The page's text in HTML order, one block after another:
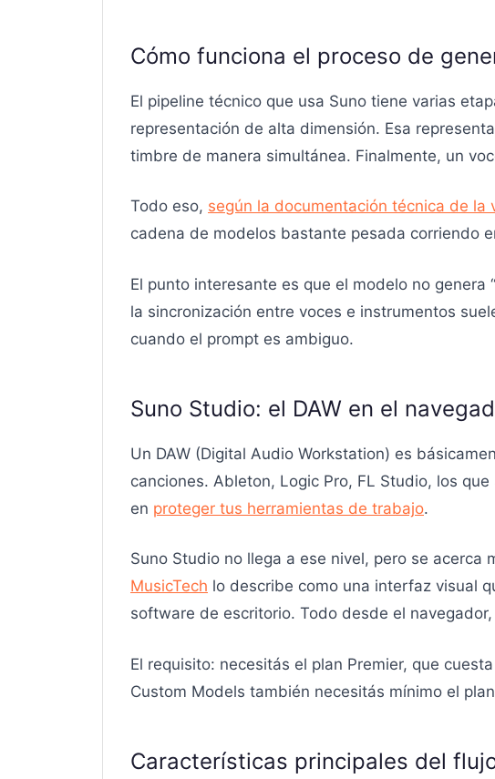
Cómo funciona el proceso de
El pipeline técnico que usa Suno tiene varias
representación de alta dimensión. Esa
timbre de manera simultánea. Finalmente, un
Todo eso, según la documentación técnica de la
cadena de modelos bastante pesada corriendo
El punto interesante es que el modelo no genera
la sincronización entre voces e instrumentos
cuando el prompt es ambiguo.
Suno Studio: el DAW en el
Un DAW (Digital Audio Workstation) es
canciones. Ableton, Logic Pro, FL Studio, los
en proteger tus herramientas de trabajo.
Suno Studio no llega a ese nivel, pero se acerca
MusicTech lo describe como una interfaz visual
software de escritorio. Todo desde el
El requisito: necesitás el plan Premier, que
Custom Models también necesitás mínimo el
Características principales del